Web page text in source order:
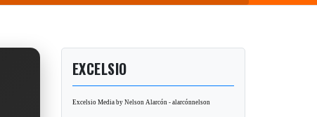
EXCELSIO
Excelsio Media by Nelson Alarcón - alarcónnelson